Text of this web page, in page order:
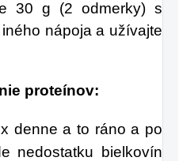
30 g (2 odmerky) s
nápoja a užívajte
proteínov:
denne a to ráno a po
nedostatku bielkovín